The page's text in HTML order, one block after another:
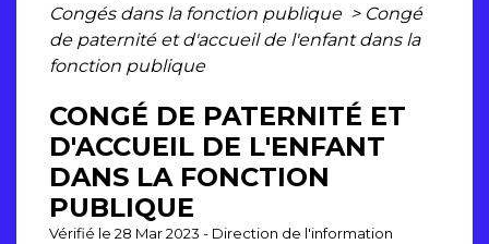
Congés dans la fonction publique > Congé
de paternité et d'accueil de l'enfant dans la
fonction publique
CONGÉ DE PATERNITÉ ET
D'ACCUEIL DE L'ENFANT
DANS LA FONCTION
PUBLIQUE
Vérifié le 28 Mar 2023 - Direction de l'information